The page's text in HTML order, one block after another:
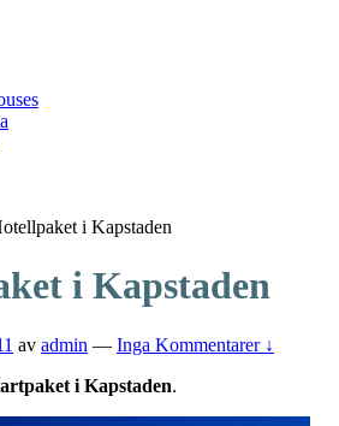
i Kapstaden
i Kapstaden
av admin — Inga Kommentarer ↓
i Kapstaden.